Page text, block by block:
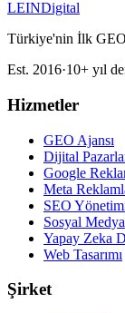
LEINDigital
Türkiye'nin İlk
Est. 2016·10+ yıl
Hizmetler
GEO Ajansı
Dijital
Google
Meta
SEO
Sosyal Medya
Yapay Zeka
Web Tasarımı
Şirket